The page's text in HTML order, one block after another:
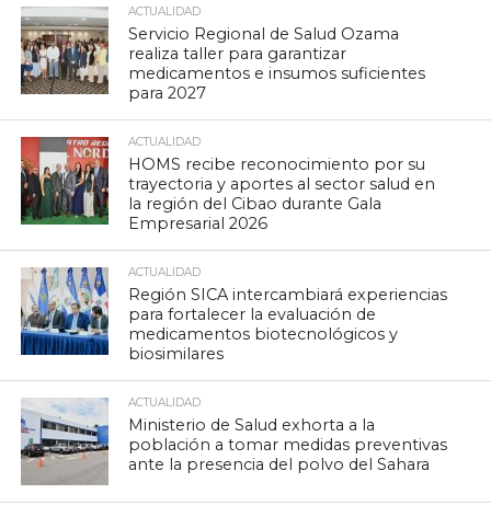
ACTUALIDAD
Servicio Regional de Salud Ozama
realiza taller para garantizar
medicamentos e insumos suficientes
para 2027
ACTUALIDAD
HOMS recibe reconocimiento por su
trayectoria y aportes al sector salud en
la región del Cibao durante Gala
Empresarial 2026
ACTUALIDAD
Región SICA intercambiará experiencias
para fortalecer la evaluación de
medicamentos biotecnológicos y
biosimilares
ACTUALIDAD
Ministerio de Salud exhorta a la
población a tomar medidas preventivas
ante la presencia del polvo del Sahara